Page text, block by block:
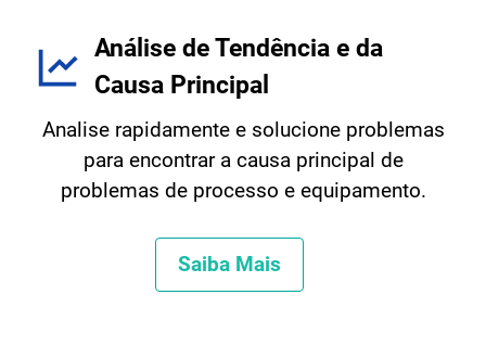
Análise de Tendência e da
Causa Principal
Analise rapidamente e solucione problemas
para encontrar a causa principal de
problemas de processo e equipamento.
Saiba Mais